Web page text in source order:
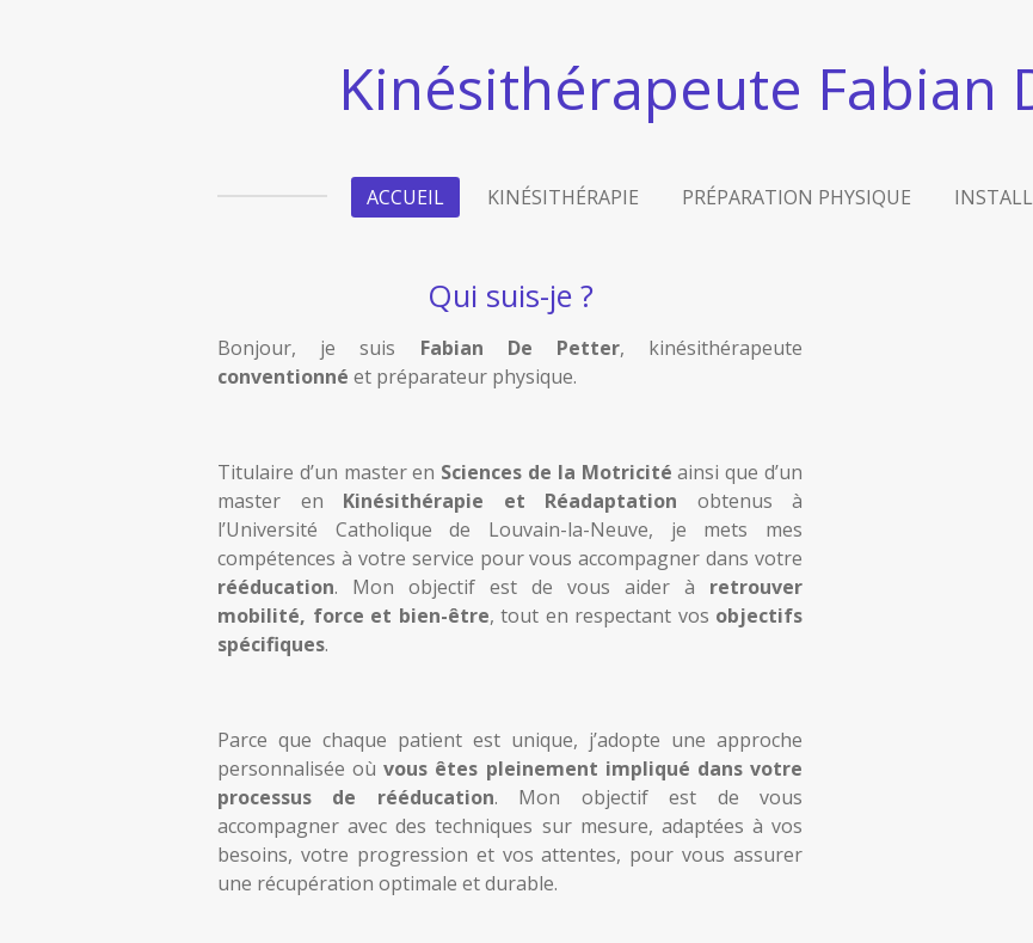
Kinésithérapeute Fabian
ACCUEIL KINÉSITHÉRAPIE PRÉPARATION PHYSIQUE
Qui suis-je ?
Bonjour, je suis Fabian De Petter, kinésithérapeute
conventionné et préparateur physique.
Titulaire d’un master en Sciences de la Motricité ainsi que d’un
master en Kinésithérapie et Réadaptation obtenus à
l’Université Catholique de Louvain-la-Neuve, je mets mes
compétences à votre service pour vous accompagner dans votre
rééducation. Mon objectif est de vous aider à retrouver
mobilité, force et bien-être, tout en respectant vos objectifs
spécifiques.
Parce que chaque patient est unique, j’adopte une approche
personnalisée oùvous êtes pleinement impliqué dans votre
processus de rééducation. Mon objectif est de vous
accompagner avec des techniques sur mesure, adaptées à vos
besoins, votre progression et vos attentes, pour vous assurer
une récupération optimale et durable.